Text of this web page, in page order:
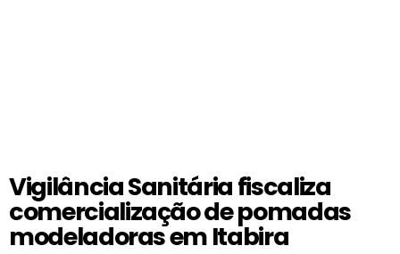
Vigilância Sanitária fiscaliza
comercialização de pomadas
modeladoras em Itabira